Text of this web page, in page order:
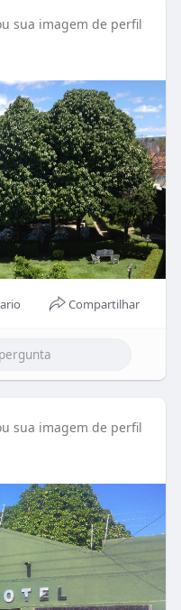
sua imagem de perfil
Compartilhar
sua imagem de perfil